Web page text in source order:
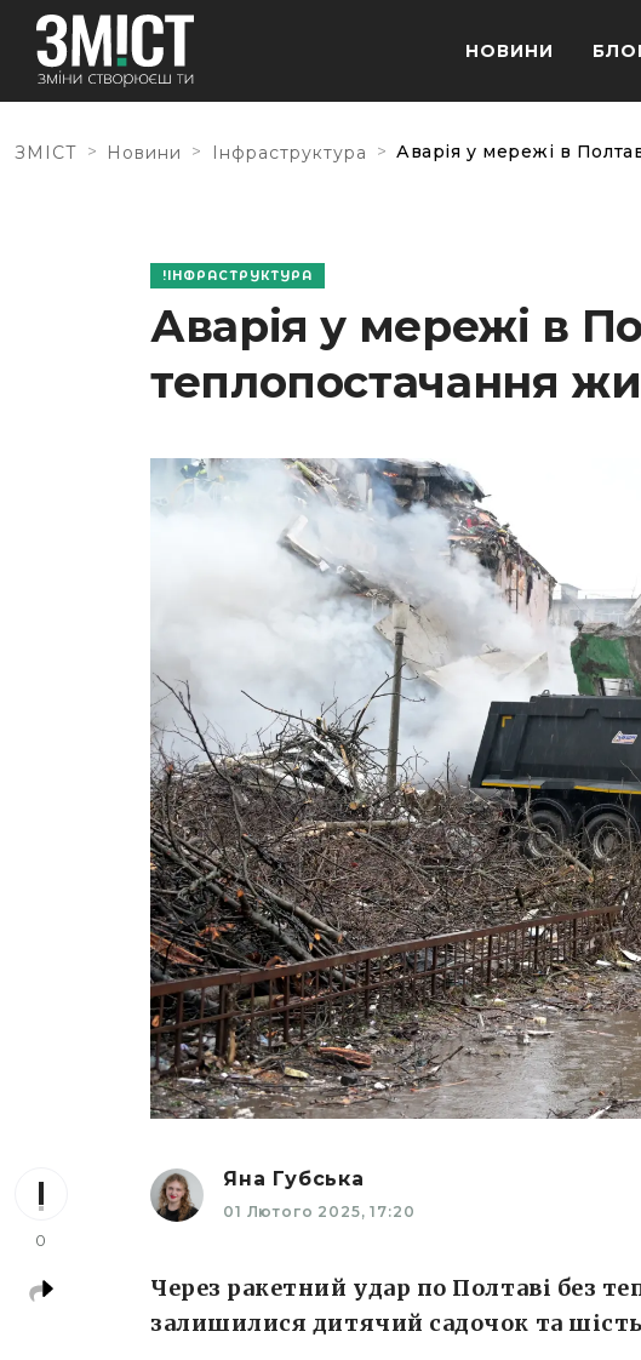
НОВИНИ
ЗМІСТ > Новини > Інфраструктура > Аварія у мережі в
ІНФРАСТРУКТУРА
Аварія у мережі в
теплопостачання
0
Яна Губська
01 Лютого 2025, 17:20
Через ракетний удар по Полтаві без
залишилися дитячий садочок та